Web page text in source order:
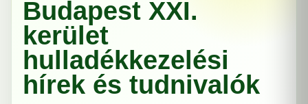
Budapest XXI.
kerület
hulladékkezelési
hírek és tudnivalók